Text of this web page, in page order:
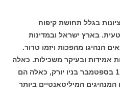
בגלל תחושת קיפוח
בארץ ישראל ובמדינות
הנהיגו מהפכות ויזמו טרור.
אמידות ובעיקר משכילות. כאלה
היו כל משתתפי הפיגוע של ה-11 בספטמבר בניו יורק, כאלה הם
המיליטאנטיים ביותר